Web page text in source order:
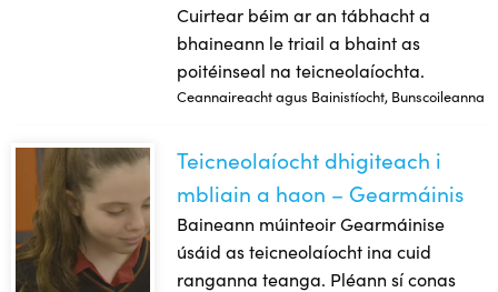
Cuirtear béim ar an tábhacht a
bhaineann le triail a bhaint as
poitéinseal na teicneolaíochta.
Ceannaireacht agus Bainistíocht, Bunscoileanna
Teicneolaíocht dhigiteach i mbliain a haon – Gearmáinis
Teicneolaíocht dhigiteach i
mbliain a haon – Gearmáinis
Baineann múinteoir Gearmáinise
úsáid as teicneolaíocht ina cuid
ranganna teanga. Pléann sí conas